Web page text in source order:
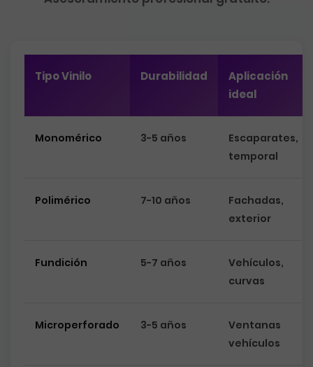
Tipo Vinilo Durabilidad
Aplicación
ideal
Monomérico 3-5 años
Escaparates,
temporal
Polimérico 7-10 años
Fachadas,
exterior
Fundición 5-7 años
Vehículos,
curvas
Microperforado 3-5 años
Ventanas
vehículos